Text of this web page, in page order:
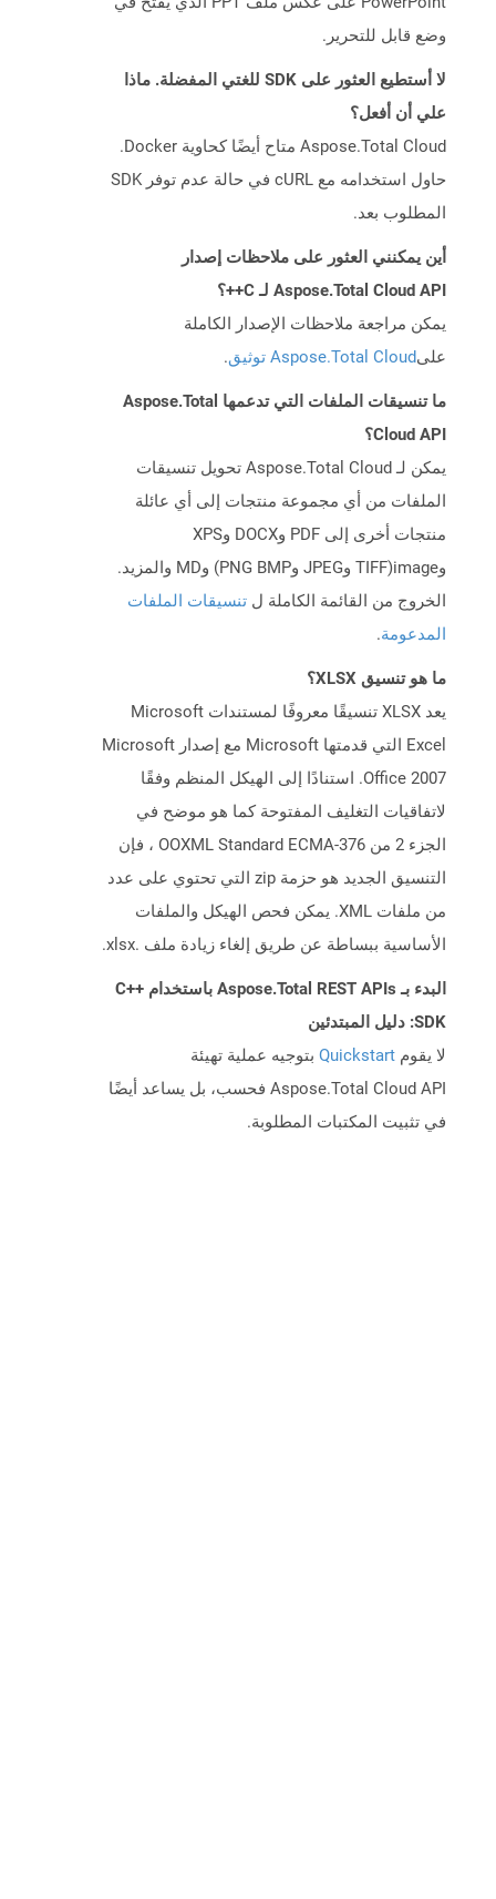
وضع قابل للتحرير.
لا أستطيع العثور على SDK للغتي المفضلة. ماذا
علي أن أفعل؟
Aspose.Total Cloud متاح أيضًا كحاوية Docker.
حاول استخدامه مع cURL في حالة عدم توفر SDK
المطلوب بعد.
أين يمكنني العثور على ملاحظات إصدار
Aspose.Total Cloud API لـ C++؟
يمكن مراجعة ملاحظات الإصدار الكاملة
علىAspose.Total Cloud توثيق .
ما تنسيقات الملفات التي تدعمها Aspose.Total
Cloud API؟
يمكن لـ Aspose.Total Cloud تحويل تنسيقات
الملفات من أي مجموعة منتجات إلى أي عائلة
منتجات أخرى إلى PDF وDOCX وXPS
وimage(TIFF وJPEG وPNG BMP) وMD والمزيد.
الخروج من القائمة الكاملة ل تنسيقات الملفات
المدعومة.
ما هو تنسيق XLSX؟
يعد XLSX تنسيقًا معروفًا لمستندات Microsoft
Excel التي قدمتها Microsoft مع إصدار Microsoft
Office 2007. استنادًا إلى الهيكل المنظم وفقًا
لاتفاقيات التغليف المفتوحة كما هو موضح في
الجزء 2 من OOXML Standard ECMA-376 ، فإن
التنسيق الجديد هو حزمة zip التي تحتوي على عدد
من ملفات XML. يمكن فحص الهيكل والملفات
الأساسية ببساطة عن طريق إلغاء زيادة ملف .xlsx.
البدء بـ Aspose.Total REST APIs باستخدام C++
SDK: دليل المبتدئين
لا يقوم Quickstart بتوجيه عملية تهيئة
Aspose.Total Cloud API فحسب، بل يساعد أيضًا
في تثبيت المكتبات المطلوبة.